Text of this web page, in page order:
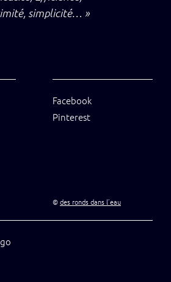
simplicité… »
Facebook
Pinterest
©des ronds dans l’eau